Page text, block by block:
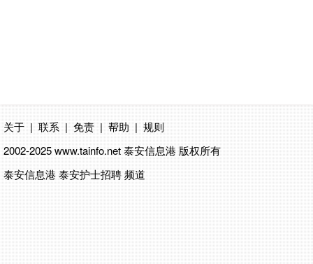
关于 | 联系 | 免责 | 帮助 | 规则
2002-2025 www.tainfo.net泰安信息港 版权所有
泰安信息港 泰安护士招聘 频道